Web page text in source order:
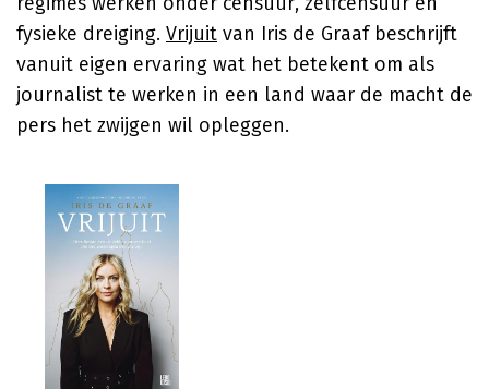
fysieke dreiging. Vrijuit van Iris de Graafbeschrijft
vanuit eigen ervaring wat het betekent om als
journalist te werken in een land waar de macht de
pers het zwijgen wil opleggen.